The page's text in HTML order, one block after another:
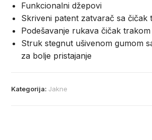
Funkcionalni džepovi
Skriveni patent zatvarač sa čičak
Podešavanje rukava čičak trakom
Struk stegnut ušivenom gumom
za bolje pristajanje
Kategorija: Jakne